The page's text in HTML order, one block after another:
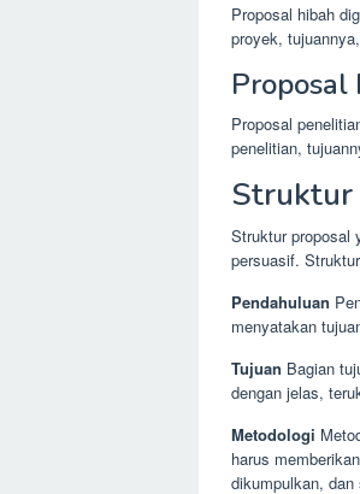
Proposal hibah
proyek,
Proposal
Proposal
penelitian,
Struktur
Struktur proposal
persuasif.
Pendahuluan
menyatakan
Tujuan Bagian
dengan jelas,
Metodologi
harus
dikumpulkan,